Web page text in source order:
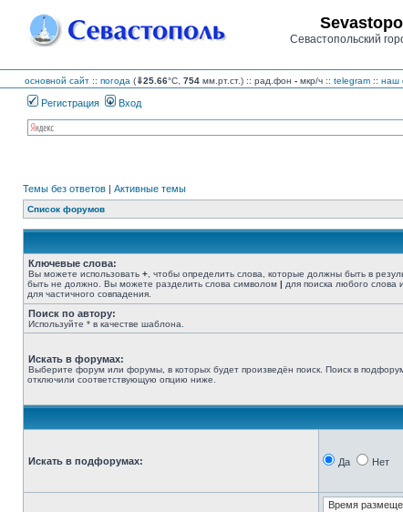
Севастопольский
основной сайт :: погода (⇓25.66°C, 754 мм.рт.ст.) :: рад.фон - мкр/ч :: telegram :: наш
Регистрация Вход
Темы без ответов | Активные темы
Список форумов
Ключевые слова:
Вы можете использовать + , чтобы определить слова, которые должны быть в
быть не должно. Вы можете разделить слова символом | для поиска любого слова
для частичного совпадения.
Поиск по автору:
Используйте * в качестве шаблона.
Искать в форумах:
Выберите форум или форумы, в которых будет произведён поиск. Поиск в
отключили соответствующую опцию ниже.
Искать в подфорумах: Да Нет